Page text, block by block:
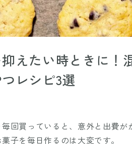
えたい時ときに！
レシピ3選
回買っていると、意外と出費
子を毎日作るのは大変です。